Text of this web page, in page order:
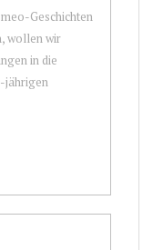
Geschichten
wollen wir
in die
jährigen